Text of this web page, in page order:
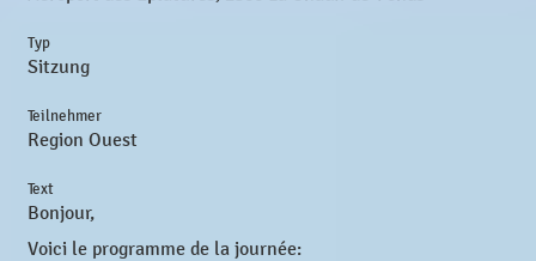
Typ
Sitzung
Teilnehmer
Region Ouest
Text
Bonjour,
Voici le programme de la journée: